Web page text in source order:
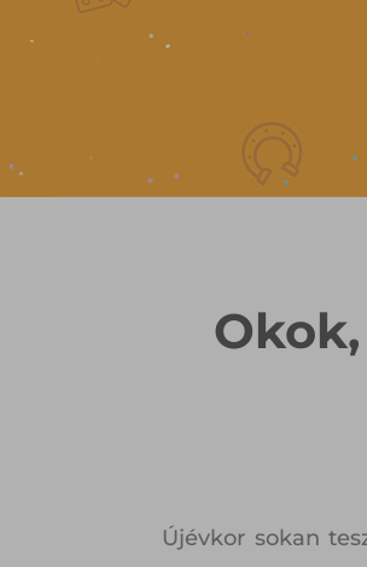
Újévkor sokan